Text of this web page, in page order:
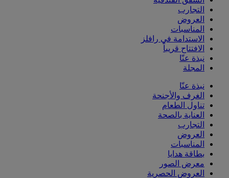
التجارب
العروض
المناسبات
الاستدامة في رافلز
الافتتاح قريباً
نبذة عنّا
المجلة
نبذة عنّا
الغرف والأجنحة
تناول الطعام
العناية بالصحة
التجارب
العروض
المناسبات
بطاقة هدايا
معرض الصور
العروض الحصرية